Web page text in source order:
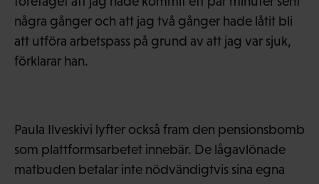
några gånger och att jag två gånger hade låtit bli
att utföra arbetspass på grund av att jag var sjuk,
förklarar han.
Paula Ilveskivi lyfter också fram den pensionsbomb
som plattformsarbetet innebär. De lågavlönade
matbuden betalar inte nödvändigtvis sina egna